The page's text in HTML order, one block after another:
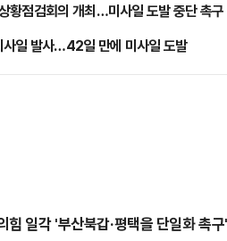
황점검회의 개최…미사일 도발 중단 촉구
사일 발사…42일 만에 미사일 도발
힘 일각 '부산북갑·평택을 단일화 촉